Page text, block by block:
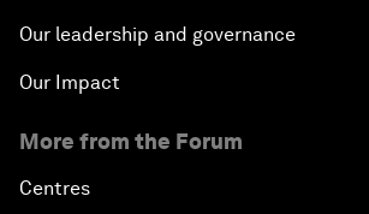
Our leadership and governance
Our Impact
More from the Forum
Centres